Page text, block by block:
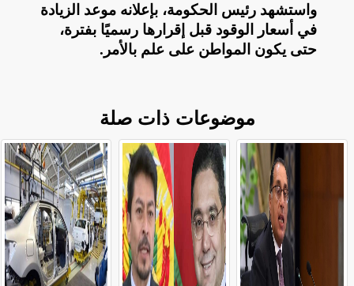
واستشهد رئيس الحكومة، بإعلانه موعد الزيادة
في أسعار الوقود قبل إقرارها رسميًا بفترة،
حتى يكون المواطن على علم بالأمر .
موضوعات ذات صلة